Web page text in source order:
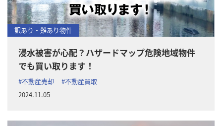
訳あり・難あり物件
浸水被害が心配？ハザードマップ危険地域物件
でも買い取ります！
#不動産売却
#不動産買取
2024.11.05